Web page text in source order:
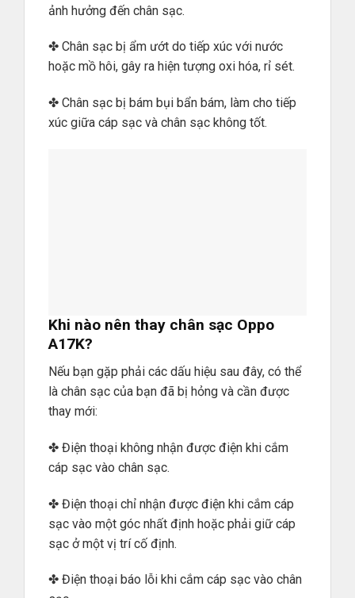
ảnh hưởng đến chân sạc.
✤ Chân sạc bị ẩm ướt do tiếp xúc với nước
hoặc mồ hôi, gây ra hiện tượng oxi hóa, rỉ sét.
✤ Chân sạc bị bám bụi bẩn bám, làm cho tiếp
xúc giữa cáp sạc và chân sạc không tốt.
Khi nào nên thay chân sạc Oppo
A17K?
Nếu bạn gặp phải các dấu hiệu sau đây, có thể
là chân sạc của bạn đã bị hỏng và cần được
thay mới:
✤ Điện thoại không nhận được điện khi cắm
cáp sạc vào chân sạc.
✤ Điện thoại chỉ nhận được điện khi cắm cáp
sạc vào một góc nhất định hoặc phải giữ cáp
sạc ở một vị trí cố định.
✤ Điện thoại báo lỗi khi cắm cáp sạc vào chân